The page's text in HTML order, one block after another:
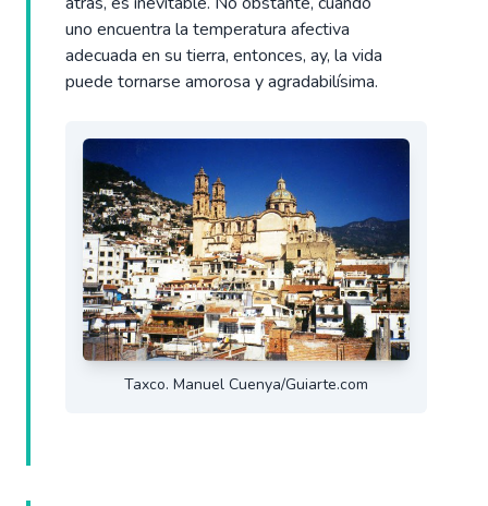
uno encuentra la temperatura afectiva
adecuada en su tierra, entonces, ay, la vida
puede tornarse amorosa y agradabilísima.
Taxco. Manuel Cuenya/Guiarte.com